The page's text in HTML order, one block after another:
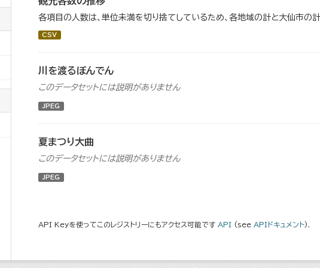
各項目の人数は、単位未満を切り捨てしているため、各地域の計と大仙市の計
CSV
川を渡るぼんでん
このデータセットには説明がありません
JPEG
夏まつり大曲
このデータセットには説明がありません
JPEG
API Keyを使ってこのレジストリーにもアクセス可能です API (see APIドキュメント).